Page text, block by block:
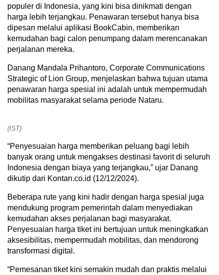
populer di Indonesia, yang kini bisa dinikmati dengan
harga lebih terjangkau. Penawaran tersebut hanya bisa
dipesan melalui aplikasi BookCabin, memberikan
kemudahan bagi calon penumpang dalam merencanakan
perjalanan mereka.
Danang Mandala Prihantoro, Corporate Communications
Strategic of Lion Group, menjelaskan bahwa tujuan utama
penawaran harga spesial ini adalah untuk mempermudah
mobilitas masyarakat selama periode Nataru.
(IST)
“Penyesuaian harga memberikan peluang bagi lebih
banyak orang untuk mengakses destinasi favorit di seluruh
Indonesia dengan biaya yang terjangkau,” ujar Danang
dikutip dari Kontan.co.id (12/12/2024).
Beberapa rute yang kini hadir dengan harga spesial juga
mendukung program pemerintah dalam menyediakan
kemudahan akses perjalanan bagi masyarakat.
Penyesuaian harga tiket ini bertujuan untuk meningkatkan
aksesibilitas, mempermudah mobilitas, dan mendorong
transformasi digital.
“Pemesanan tiket kini semakin mudah dan praktis melalui